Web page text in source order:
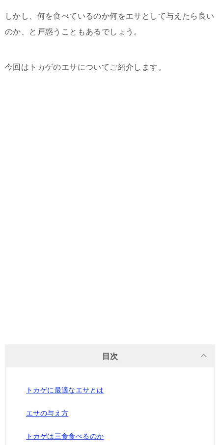
しかし、何を食べているのか何をエサとして与えたら良い
のか、と戸惑うこともあるでしょう。
今回はトカゲのエサについてご紹介します。
目次
トカゲに最適なエサとは
エサの与え方
トカゲは三食食べるのか